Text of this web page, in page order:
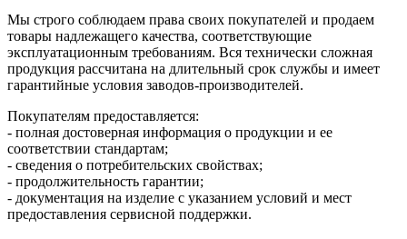
Мы строго соблюдаем права своих покупателей и продаем
товары надлежащего качества, соответствующие
эксплуатационным требованиям. Вся технически сложная
продукция рассчитана на длительный срок службы и имеет
гарантийные условия заводов-производителей.
Покупателям предоставляется:
- полная достоверная информация о продукции и ее
соответствии стандартам;
- сведения о потребительских свойствах;
- продолжительность гарантии;
- документация на изделие с указанием условий и мест
предоставления сервисной поддержки.